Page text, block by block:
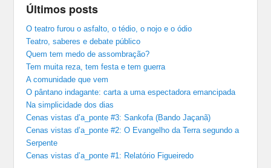
Últimos posts
O teatro furou o asfalto, o tédio, o nojo e o ódio
Teatro, saberes e debate público
Quem tem medo de assombração?
Tem muita reza, tem festa e tem guerra
A comunidade que vem
O pântano indagante: carta a uma espectadora emancipada
Na simplicidade dos dias
Cenas vistas d’a_ponte #3: Sankofa (Bando Jaçanã)
Cenas vistas d’a_ponte #2: O Evangelho da Terra segundo a
Serpente
Cenas vistas d’a_ponte #1: Relatório Figueiredo